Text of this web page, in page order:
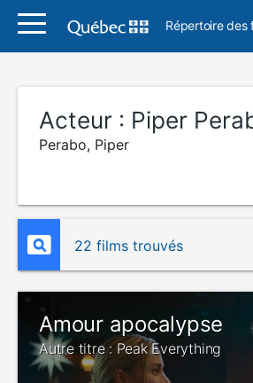
Répertoire des
Acteur : Piper
Perabo, Piper
22 films trouvés
Amour apocalypse
Autre titre : Peak Everything